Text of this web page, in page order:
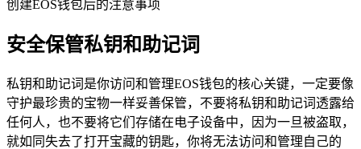
创建EOS钱包后的注意事项
安全保管私钥和助记词
私钥和助记词是你访问和管理EOS钱包的核心关键，一定要像
守护最珍贵的宝物一样妥善保管，不要将私钥和助记词透露给
任何人，也不要将它们存储在电子设备中，因为一旦被盗取，
就如同失去了打开宝藏的钥匙，你将无法访问和管理自己的